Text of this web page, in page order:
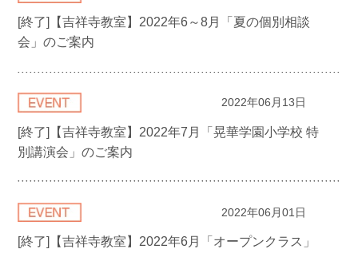
[終了]【吉祥寺教室】2022年6～8月「夏の個別相談
会」のご案内
2022年06月13日
[終了]【吉祥寺教室】2022年7月「晃華学園小学校 特
別講演会」のご案内
2022年06月01日
[終了]【吉祥寺教室】2022年6月「オープンクラス」